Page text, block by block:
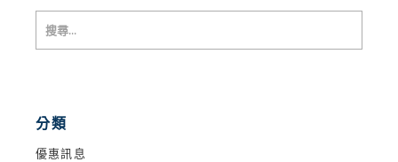
分類
優惠訊息